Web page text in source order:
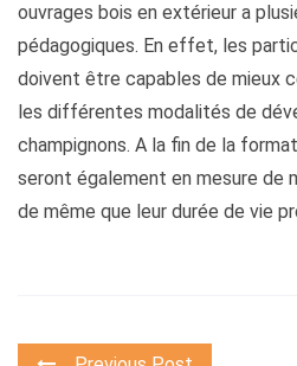
ouvrages bois en extérieur a
pédagogiques. En effet, les
doivent être capables de mieux
les différentes modalités de
champignons. A la fin de la
seront également en mesure de
de même que leur durée de vie